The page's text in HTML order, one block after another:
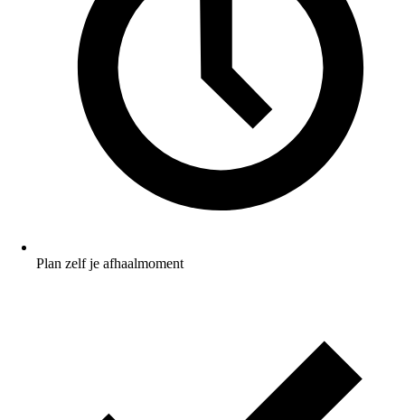
Plan zelf je afhaalmoment